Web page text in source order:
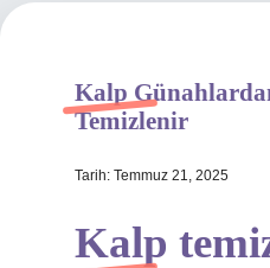
Hakkımızda
Kalp
Temizlenir
Tarih: Temmuz 21, 2025
Kalp